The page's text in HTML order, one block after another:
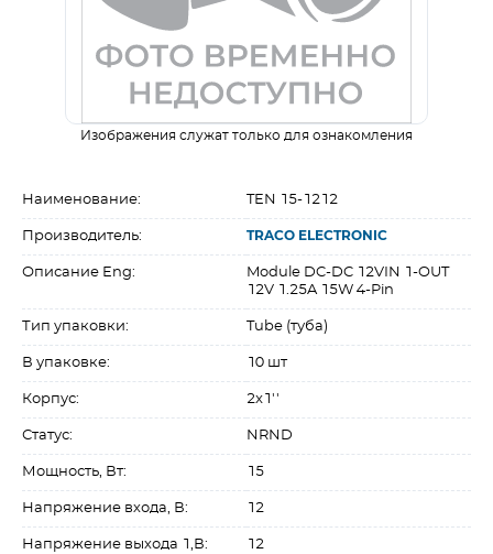
Изображения служат только для ознакомления
Наименование: TEN 15-1212
Производитель: TRACO ELECTRONIC
Описание Eng:
Module DC-DC 12VIN 1-OUT
12V 1.25A 15W 4-Pin
Тип упаковки: Tube (туба)
В упаковке: 10 шт
Корпус: 2x1''
Статус: NRND
Мощность, Вт: 15
Напряжение входа, В: 12
Напряжение выхода 1,В: 12